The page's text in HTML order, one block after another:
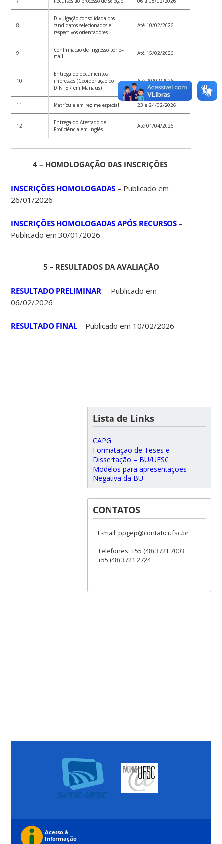
8
Divulgação consolidada dos
candidatos selecionados e
respectivos orientadores
Até 10/02/2026
9
Confirmação de ingresso por e–
mail
Até 15/02/2026
10
Entrega de documentos
impressos (Coordenação do
DINTER em Manaus)
Até 20/02/2026
11 Matrícula em regime especial 23 e 24/02/2026
12
Entrega do Atestado de
Proficiência em Inglês
Até 01/04/2026
4 – HOMOLOGAÇÃO DAS INSCRIÇÕES
INSCRIÇÕES HOMOLOGADAS – Publicado em
26/01/2026
INSCRIÇÕES HOMOLOGADAS APÓS RECURSOS –
Publicado em 30/01/2026
5 – RESULTADOS DA AVALIAÇÃO
RESULTADO PRELIMINAR – Publicado em
06/02/2026
RESULTADO FINAL – Publicado em 10/02/2026
Lista de Links
CAPG
Formatação de Teses e
Dissertação – BU/UFSC
Modelos para apresentações
Negativa da BU
CONTATOS
E-mail: ppgep@contato.ufsc.br
Telefones: +55 (48) 3721 7003
+55 (48) 3721 2724